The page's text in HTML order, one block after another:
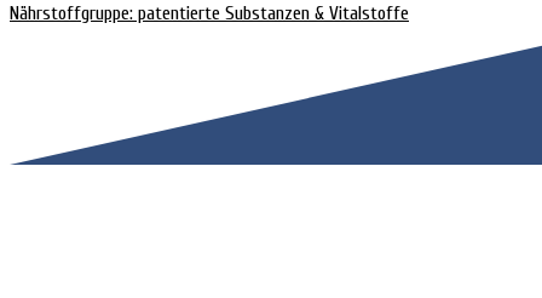
Nährstoffgruppe: patentierte Substanzen & Vitalstoffe